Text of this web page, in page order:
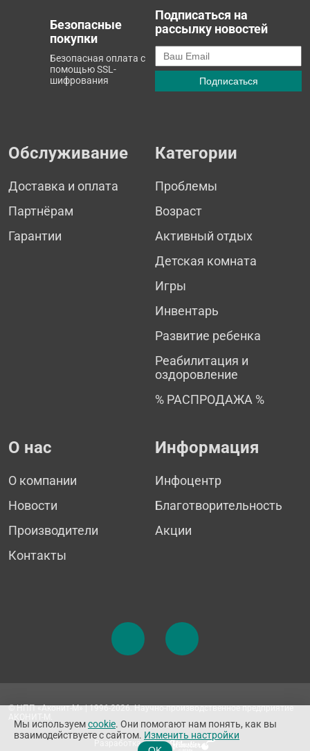
Безопасные
покупки
Безопасная оплата с
помощью SSL-
шифрования
Подписаться на
рассылку новостей
Обслуживание
Доставка и оплата
Партнёрам
Гарантии
Категории
Проблемы
Возраст
Активный отдых
Детская комната
Игры
Инвентарь
Развитие ребенка
Реабилитация и
оздоровление
% РАСПРОДАЖА %
О нас
О компании
Новости
Производители
Контакты
Информация
Инфоцентр
Благотворительность
Акции
© НПП «Аконит-М» | 1996-2026. Научно-производственное предприятие
Разработка сайта
Мы используемcookie. Они помогают нам понять, как вы
взаимодействуете с сайтом. Изменить настройки